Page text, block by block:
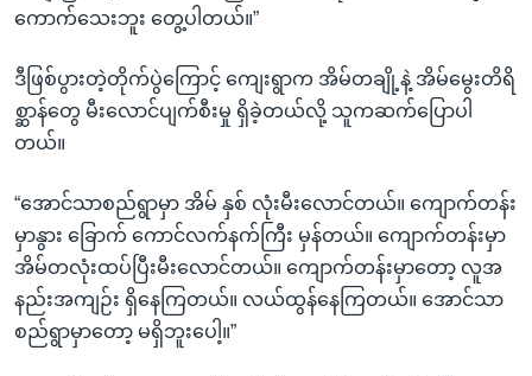
ကောက်သေးဘူး တွေ့ပါတယ်။”
ဒီဖြစ်ပွားတဲ့တိုက်ပွဲကြောင့် ကျေးရွာက အိမ်တချို့နဲ့ အိမ်မွေးတိရိ
စ္ဆာန်တွေ မီးလောင်ပျက်စီးမှု ရှိခဲ့တယ်လို့ သူကဆက်ပြောပါ
တယ်။
“အောင်သာစည်ရွာမှာ အိမ် နှစ် လုံးမီးလောင်တယ်။ ကျောက်တန်း
မှာနွား ခြောက် ကောင်လက်နက်ကြီး မှန်တယ်။ ကျောက်တန်းမှာ
အိမ်တလုံးထပ်ပြီးမီးလောင်တယ်။ ကျောက်တန်းမှာတော့ လူအ
နည်းအကျဉ်း ရှိနေကြတယ်။ လယ်ထွန်နေကြတယ်။ အောင်သာ
စည်ရွာမှာတော့ မရှိဘူးပေါ့။”